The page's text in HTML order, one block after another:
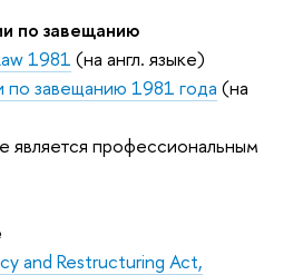
по завещанию
1981 (на англ. языке)
по завещанию 1981 года (на
является профессиональным
and Restructuring Act,